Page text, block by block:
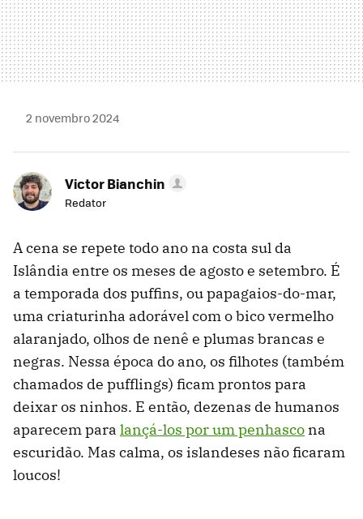
2 novembro 2024
Victor Bianchin
Redator
A cena se repete todo ano na costa sul da
Islândia entre os meses de agosto e setembro. É
a temporada dos puffins, ou papagaios-do-mar,
uma criaturinha adorável com o bico vermelho
alaranjado, olhos de nenê e plumas brancas e
negras. Nessa época do ano, os filhotes (também
chamados de pufflings) ficam prontos para
deixar os ninhos. E então, dezenas de humanos
aparecem para lançá-los por um penhasco na
escuridão. Mas calma, os islandeses não ficaram
loucos!